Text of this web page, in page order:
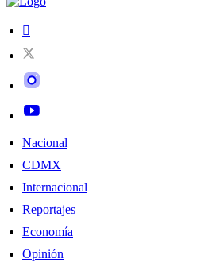
Nacional
CDMX
Internacional
Reportajes
Economía
Opinión